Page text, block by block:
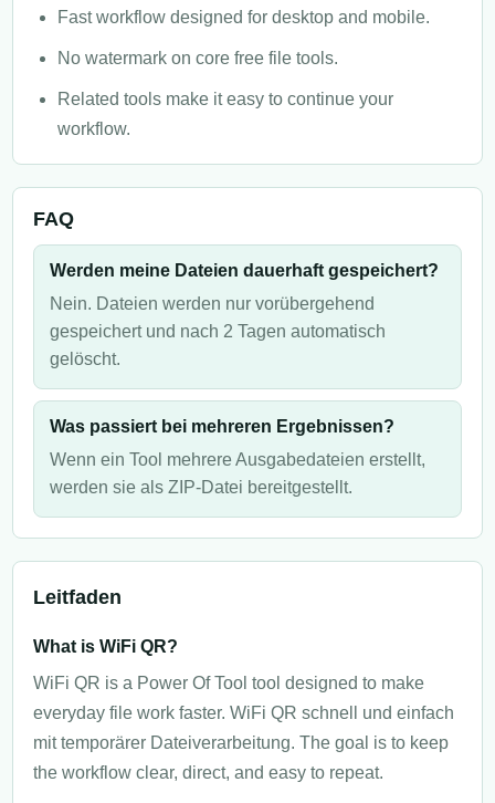
Fast workflow designed for desktop and mobile.
No watermark on core free file tools.
Related tools make it easy to continue your
workflow.
FAQ
Werden meine Dateien dauerhaft gespeichert?
Nein. Dateien werden nur vorübergehend
gespeichert und nach 2 Tagen automatisch
gelöscht.
Was passiert bei mehreren Ergebnissen?
Wenn ein Tool mehrere Ausgabedateien erstellt,
werden sie als ZIP-Datei bereitgestellt.
Leitfaden
What is WiFi QR?
WiFi QR is a Power Of Tool tool designed to make
everyday file work faster. WiFi QR schnell und einfach
mit temporärer Dateiverarbeitung. The goal is to keep
the workflow clear, direct, and easy to repeat.